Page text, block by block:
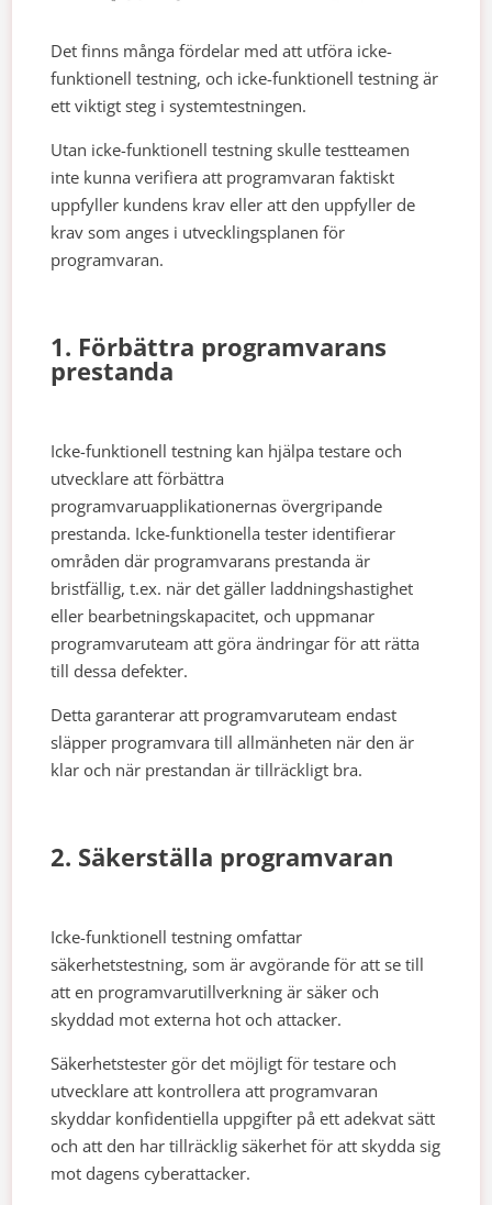
Det finns många fördelar med att utföra icke-
funktionell testning, och icke-funktionell testning är
ett viktigt steg i systemtestningen.
Utan icke-funktionell testning skulle testteamen
inte kunna verifiera att programvaran faktiskt
uppfyller kundens krav eller att den uppfyller de
krav som anges i utvecklingsplanen för
programvaran.
1. Förbättra programvarans
prestanda
Icke-funktionell testning kan hjälpa testare och
utvecklare att förbättra
programvaruapplikationernas övergripande
prestanda. Icke-funktionella tester identifierar
områden där programvarans prestanda är
bristfällig, t.ex. när det gäller laddningshastighet
eller bearbetningskapacitet, och uppmanar
programvaruteam att göra ändringar för att rätta
till dessa defekter.
Detta garanterar att programvaruteam endast
släpper programvara till allmänheten när den är
klar och när prestandan är tillräckligt bra.
2. Säkerställa programvaran
Icke-funktionell testning omfattar
säkerhetstestning, som är avgörande för att se till
att en programvarutillverkning är säker och
skyddad mot externa hot och attacker.
Säkerhetstester gör det möjligt för testare och
utvecklare att kontrollera att programvaran
skyddar konfidentiella uppgifter på ett adekvat sätt
och att den har tillräcklig säkerhet för att skydda sig
mot dagens cyberattacker.